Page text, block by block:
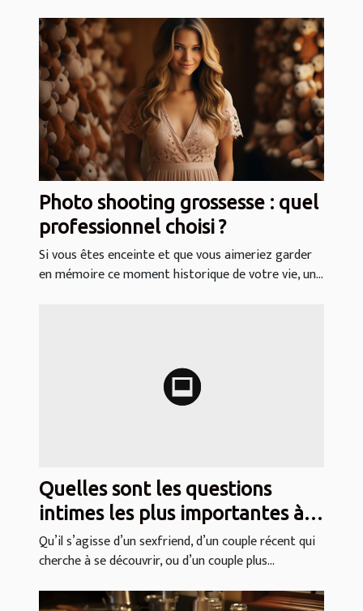
Photo shooting grossesse : quel
professionnel choisi ?
Si vous êtes enceinte et que vous aimeriez garder
en mémoire ce moment historique de votre vie, un...
Quelles sont les questions
intimes les plus importantes à
poser à votre partenaire ?
Qu’il s’agisse d’un sexfriend, d’un couple récent qui
cherche à se découvrir, ou d’un couple plus...